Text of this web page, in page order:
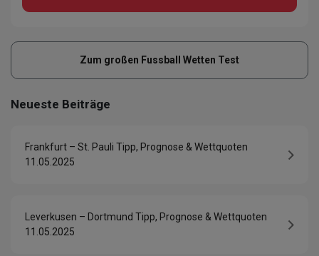
Zum großen Fussball Wetten Test
Neueste Beiträge
Frankfurt – St. Pauli Tipp, Prognose & Wettquoten
11.05.2025
Leverkusen – Dortmund Tipp, Prognose & Wettquoten
11.05.2025